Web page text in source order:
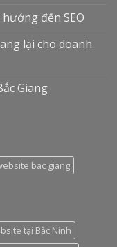
đến SEO
lại cho doanh
Giang
bac giang
tại Bắc Ninh